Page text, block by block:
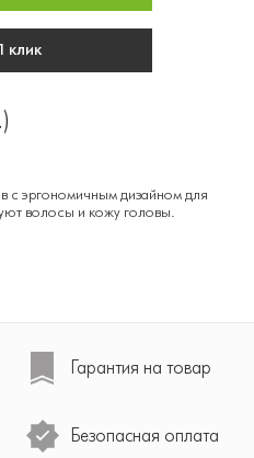
с эргономичным дизайном для
волосы и кожу головы.
клик
Гарантия на товар
Безопасная оплата